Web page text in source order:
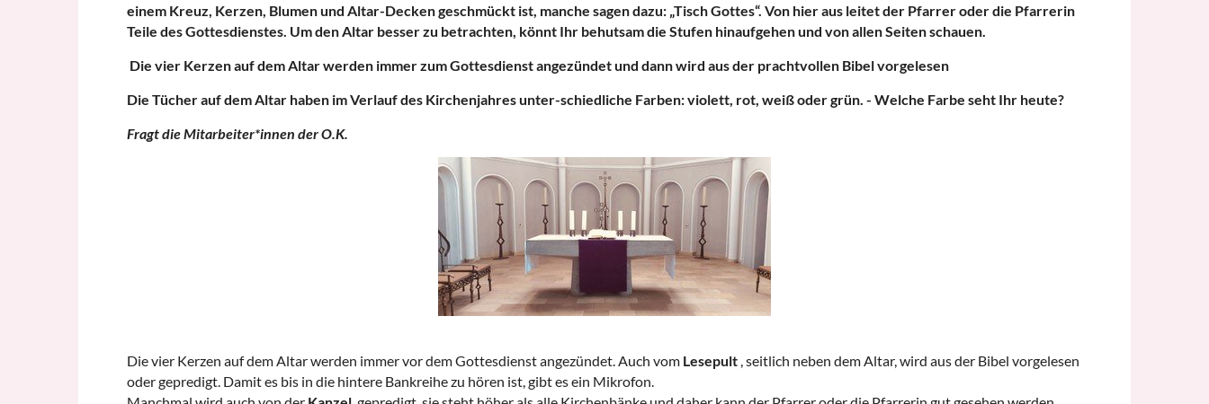
einem Kreuz, Kerzen, Blumen und Altar-Decken geschmückt ist, manche sagen dazu: „Tisch Gottes“. Von hier aus leitet der Pfarrer oder die Pfarrerin
Teile des Gottesdienstes. Um den Altar besser zu betrachten, könnt Ihr behutsam die Stufen hinaufgehen und von allen Seiten schauen.
Die vier Kerzen auf dem Altar werden immer zum Gottesdienst angezündet und dann wird aus der prachtvollen Bibel vorgelesen
Die Tücher auf dem Altar haben im Verlauf des Kirchenjahres unter-schiedliche Farben: violett, rot, weiß oder grün. - Welche Farbe seht Ihr heute?
Fragt die Mitarbeiter*innen der O.K.
Die vier Kerzen auf dem Altar werden immer vor dem Gottesdienst angezündet. Auch vom Lesepult , seitlich neben dem Altar, wird aus der Bibel vorgelesen
oder gepredigt. Damit es bis in die hintere Bankreihe zu hören ist, gibt es ein Mikrofon.